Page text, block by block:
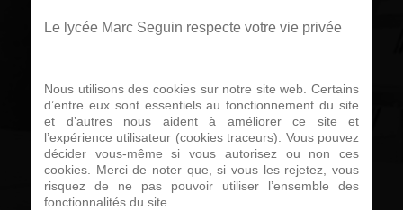
sont toujours
Liens utiles...
Le lycée Marc Seguin respecte votre vie privée
Nous utilisons des cookies sur notre site web. Certains
d’entre eux sont essentiels au fonctionnement du site
et d’autres nous aident à améliorer ce site et
l’expérience utilisateur (cookies traceurs). Vous pouvez
décider vous-même si vous autorisez ou non ces
cookies. Merci de noter que, si vous les rejetez, vous
risquez de ne pas pouvoir utiliser l’ensemble des
fonctionnalités du site.